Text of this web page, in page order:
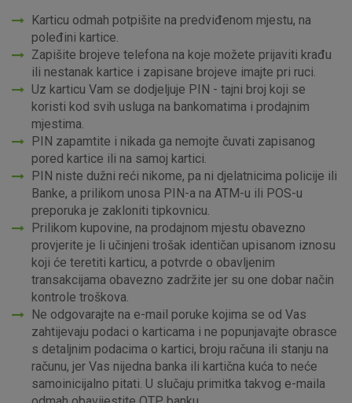
O namaKarticu odmah potpišite na predviđenom mjestu, na
poleđini kartice.
Zapišite brojeve telefona na koje možete prijaviti krađu
ili nestanak kartice i zapisane brojeve imajte pri ruci.
Uz karticu Vam se dodjeljuje PIN - tajni broj koji se
koristi kod svih usluga na bankomatima i prodajnim
mjestima.
PIN zapamtite i nikada ga nemojte čuvati zapisanog
pored kartice ili na samoj kartici.
PIN niste dužni reći nikome, pa ni djelatnicima policije ili
Banke, a prilikom unosa PIN-a na ATM-u ili POS-u
preporuka je zakloniti tipkovnicu.
Prilikom kupovine, na prodajnom mjestu obavezno
provjerite je li učinjeni trošak identičan upisanom iznosu
koji će teretiti karticu, a potvrde o obavljenim
transakcijama obavezno zadržite jer su one dobar način
kontrole troškova.
Ne odgovarajte na e-mail poruke kojima se od Vas
zahtijevaju podaci o karticama i ne popunjavajte obrasce
s detaljnim podacima o kartici, broju računa ili stanju na
računu, jer Vas nijedna banka ili kartična kuća to neće
samoinicijalno pitati. U slučaju primitka takvog e-maila